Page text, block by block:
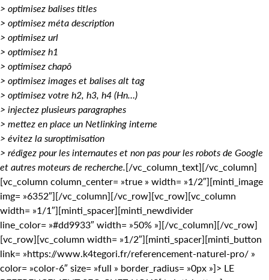
> optimisez balises titles
> optimisez méta description
> optimisez url
> optimisez h1
> optimisez chapô
> optimisez images et balises alt tag
> optimisez votre h2, h3, h4 (Hn…)
> injectez plusieurs paragraphes
> mettez en place un Netlinking interne
> évitez la suroptimisation
> rédigez pour les internautes et non pas pour les robots de Google
et autres moteurs de recherche.[/vc_column_text][/vc_column]
[vc_column column_center= »true » width= »1/2″][minti_image
img= »6352″][/vc_column][/vc_row][vc_row][vc_column
width= »1/1″][minti_spacer][minti_newdivider
line_color= »#dd9933″ width= »50% »][/vc_column][/vc_row]
[vc_row][vc_column width= »1/2″][minti_spacer][minti_button
link= »https://www.k4tegori.fr/referencement-naturel-pro/ »
color= »color-6″ size= »full » border_radius= »0px »]> LE